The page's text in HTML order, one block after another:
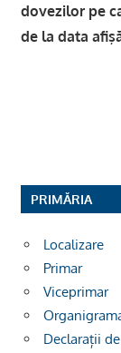
dovezilor pe
de la data
Ofiţer
PRIMĂRIA
Localizare
Primar
Viceprimar
Declarații